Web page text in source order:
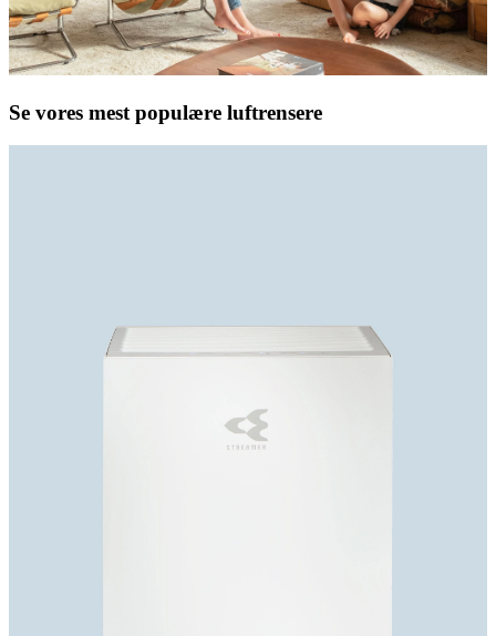
Se vores mest populære luftrensere